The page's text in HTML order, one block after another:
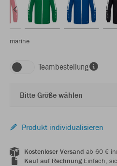
marine
Teambestellung
Bitte Größe wählen
Produkt individualisieren
Kostenloser Versand ab 60 €
Kauf auf RechnungEinfach,